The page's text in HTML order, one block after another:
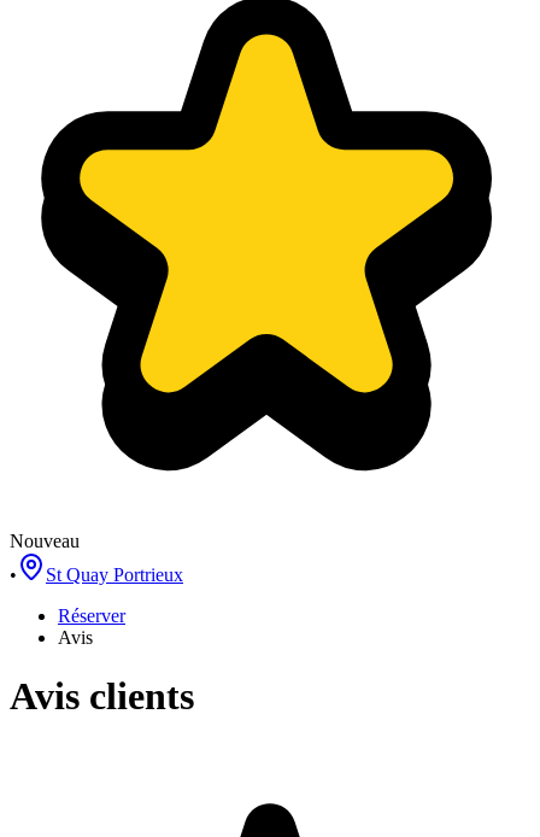
Nouveau
•
St Quay Portrieux
Réserver
Avis
Avis clients